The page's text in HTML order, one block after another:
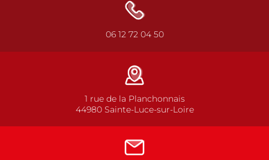
06 12 72 04 50
1 rue de la Planchonnais
44980 Sainte-Luce-sur-Loire